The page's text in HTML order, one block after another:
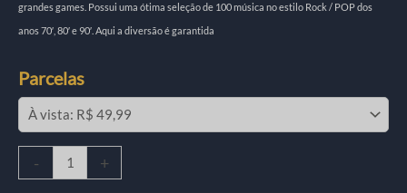
grandes games. Possui uma ótima seleção de 100 música no estilo Rock / POP dos
anos 70′, 80′ e 90′. Aqui a diversão é garantida
Parcelas
- +